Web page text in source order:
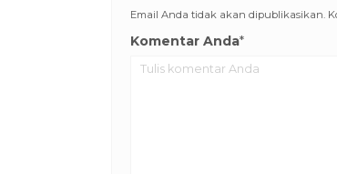
Email Anda tidak akan dipublikasikan.
Komentar Anda*